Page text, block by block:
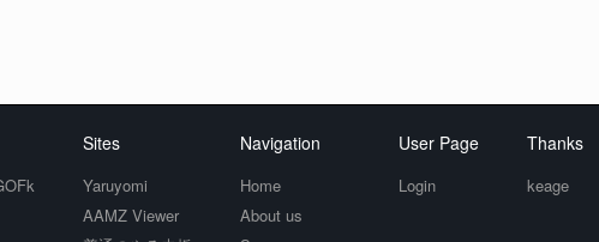
Sites
Yaruyomi
AAMZ Viewer
Navigation
Home
About us
User Page
Login
Thanks
keage